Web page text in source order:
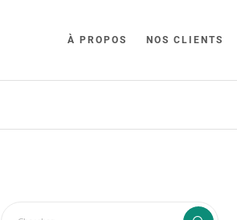
À PROPOS NOS CLIENTS